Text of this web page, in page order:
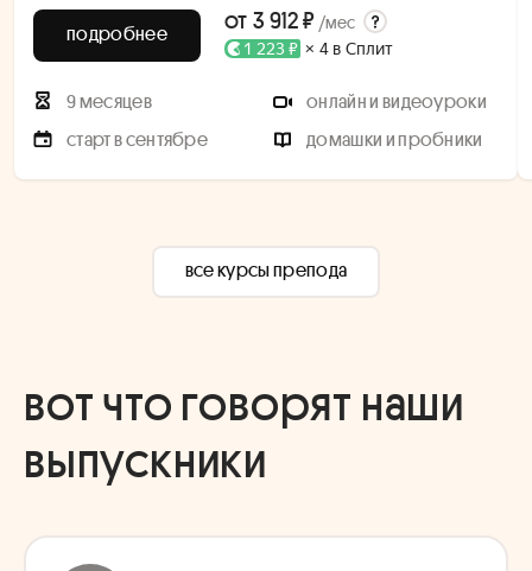
подробнее от 3 912 ₽ /мес
1 223 ₽ × 4 в Сплит
9 месяцев
онлайн и видеоуроки
старт в сентябре
домашки и пробники
все курсы препода
вот что говорят наши
выпускники